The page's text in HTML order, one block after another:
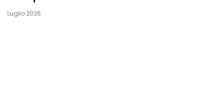
Luglio 2026